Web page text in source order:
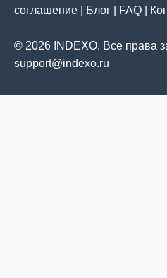
соглашение
Блог FAQ
© 2026 INDEXO. Все права
support@indexo.ru